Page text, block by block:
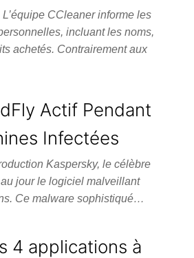
CCleaner informe les
incluant les noms,
achetés. Contrairement aux
Actif Pendant
Infectées
Kaspersky, le célèbre
jour le logiciel malveillant
Ce malware sophistiqué…
4 applications à